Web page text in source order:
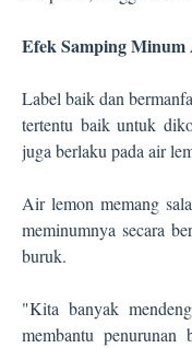
Efek Samping
Label baik dan
tertentu baik untuk
juga berlaku pada air
Air lemon memang
meminumnya secara
buruk.
"Kita banyak
membantu penurunan